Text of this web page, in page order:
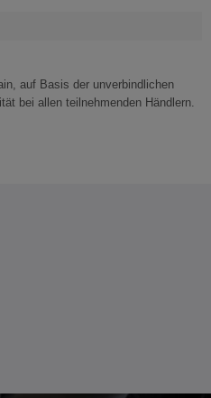
auf Basis der unverbindlichen
bei allen teilnehmenden Händlern.